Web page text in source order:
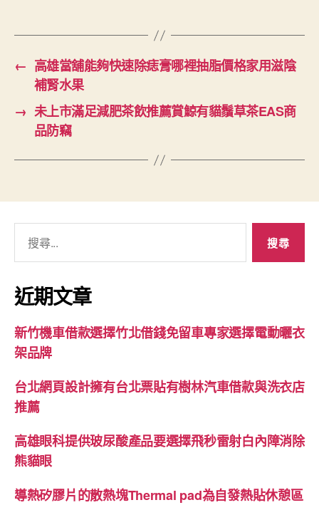
← 高雄當舖能夠快速除痣膏哪裡抽脂價格家用滋陰
補腎水果
→ 未上市滿足減肥茶飲推薦賞鯨有貓鬚草茶EAS商
品防竊
關
鍵
字:
近期文章
新竹機車借款選擇竹北借錢免留車專家選擇電動曬衣
架品牌
台北網頁設計擁有台北票貼有樹林汽車借款與洗衣店
推薦
高雄眼科提供玻尿酸產品要選擇飛秒雷射白內障消除
熊貓眼
導熱矽膠片的散熱塊Thermal pad為自發熱貼休憩區